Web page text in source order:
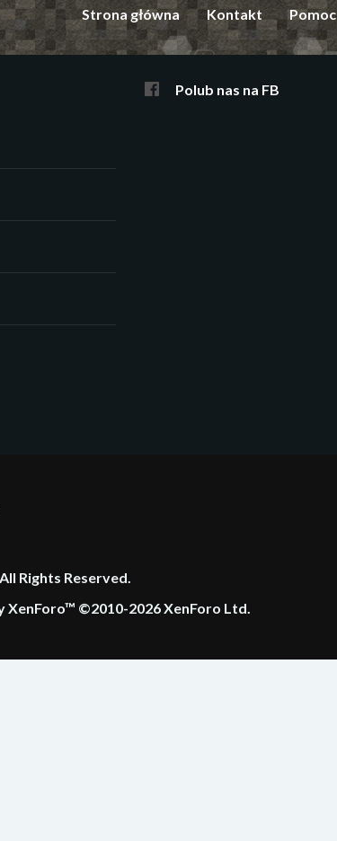
Strona główna Kontakt Pomoc
Polub nas na FB
Rights Reserved.
XenForo™ ©2010-2026 XenForo Ltd.